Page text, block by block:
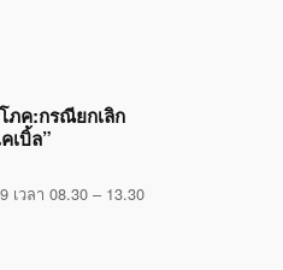
ภค:กรณียกเลิก
เบิ้ล”
เวลา 08.30 – 13.30